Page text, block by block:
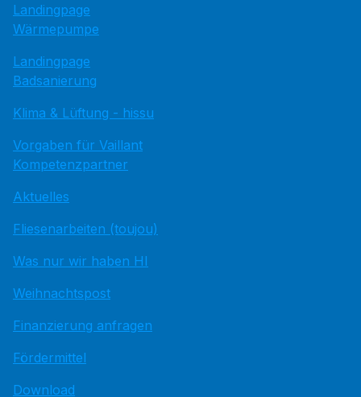
Landingpage
Wärmepumpe
Landingpage
Badsanierung
Klima & Lüftung - hissu
Vorgaben für Vaillant
Kompetenzpartner
Aktuelles
Fliesenarbeiten (toujou)
Was nur wir haben HI
Weihnachtspost
Finanzierung anfragen
Fördermittel
Download